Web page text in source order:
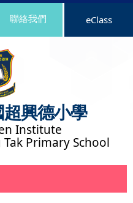
興德小學
Institute
Primary School
聯絡我們 eClass